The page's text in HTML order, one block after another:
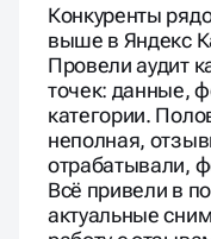
Конкуренты
выше в Яндекс
Провели аудит
точек: данные,
категории.
неполная,
отрабатывали,
Всё привели в
актуальные